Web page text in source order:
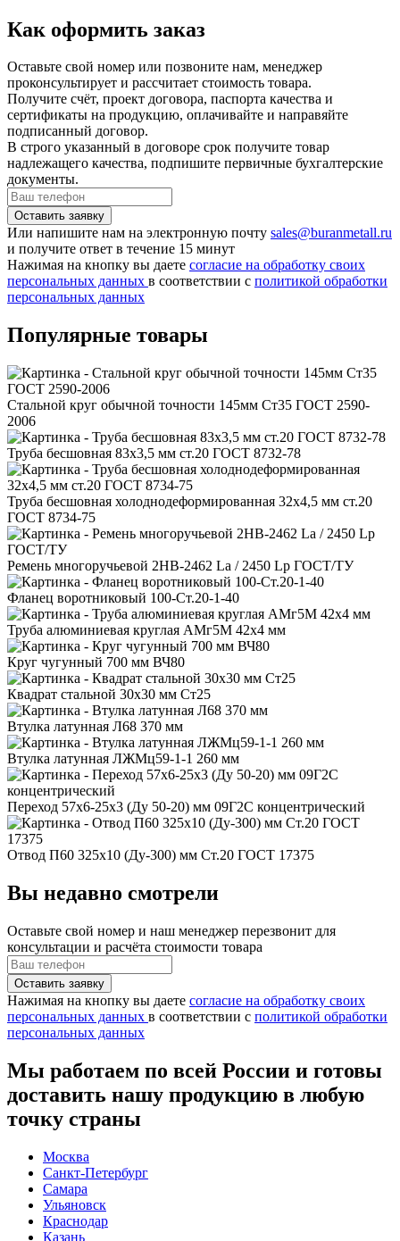
Как оформить заказ
Оставьте свой номер или позвоните нам, менеджер
проконсультирует и рассчитает стоимость товара.
Получите счёт, проект договора, паспорта качества и
сертификаты на продукцию, оплачивайте и направяйте
подписанный договор.
В строго указанный в договоре срок получите товар
надлежащего качества, подпишите первичные бухгалтерские
документы.
Или напишите нам на электронную почту sales@buranmetall.ru
и получите ответ в течение 15 минут
Нажимая на кнопку вы даете согласие на обработку своих
персональных данных в соответствии с политикой обработки
персональных данных
Популярные товары
Стальной круг обычной точности 145мм Ст35 ГОСТ 2590-
2006
Труба бесшовная 83x3,5 мм ст.20 ГОСТ 8732-78
Труба бесшовная холоднодеформированная 32x4,5 мм ст.20
ГОСТ 8734-75
Ремень многоручьевой 2НВ-2462 La / 2450 Lp ГОСТ/ТУ
Фланец воротниковый 100-Ст.20-1-40
Труба алюминиевая круглая АМг5М 42x4 мм
Круг чугунный 700 мм ВЧ80
Квадрат стальной 30x30 мм Ст25
Втулка латунная Л68 370 мм
Втулка латунная ЛЖМц59-1-1 260 мм
Переход 57x6-25x3 (Ду 50-20) мм 09Г2С концентрический
Отвод П60 325x10 (Ду-300) мм Ст.20 ГОСТ 17375
Вы недавно смотрели
Оставьте свой номер и наш менеджер перезвонит для
консультации и расчёта стоимости товара
Нажимая на кнопку вы даете согласие на обработку своих
персональных данных в соответствии с политикой обработки
персональных данных
Мы работаем по всей России и готовы
доставить нашу продукцию в любую
точку страны
Москва
Санкт-Петербург
Самара
Ульяновск
Краснодар
Казань